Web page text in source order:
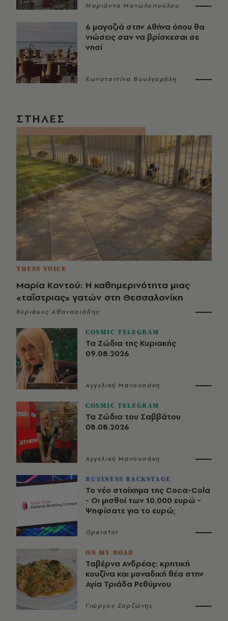
Μαριάννα Μανωλοπούλου
6 μαγαζιά στην Αθήνα όπου θα
νιώσεις σαν να βρίσκεσαι σε
νησί
Κωνσταντίνα Βουλγαρέλη
ΣΤΗΛΕΣ
THESS VOICE
Μαρία Κοντού: Η καθημερινότητα μιας
«ταΐστριας» γατών στη Θεσσαλονίκη
Κυριάκος Αθανασιάδης
COSMIC TELEGRAM
Τα Ζώδια της Κυριακής
09.08.2026
Αγγελική Μανουσάκη
COSMIC TELEGRAM
Τα Ζώδια του Σαββάτου
08.08.2026
Αγγελική Μανουσάκη
BUSINESS BACKSTAGE
Το νέο στοίχημα της Coca-Cola
- Οι μισθοί των 10.000 ευρώ -
Ψηφίσατε για το ευρώ;
Operator
ON MY ROAD
Ταβέρνα Ανδρέας: κρητική
κουζίνα και μοναδική θέα στην
Αγία Τριάδα Ρεθύμνου
Γιώργος Ζαρζώνης